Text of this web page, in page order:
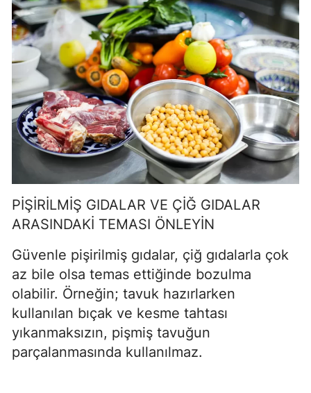
PİŞİRİLMİŞ GIDALAR VE ÇİĞ GIDALAR
ARASINDAKİ TEMASI ÖNLEYİN
Güvenle pişirilmiş gıdalar, çiğ gıdalarla çok
az bile olsa temas ettiğinde bozulma
olabilir. Örneğin; tavuk hazırlarken
kullanılan bıçak ve kesme tahtası
yıkanmaksızın, pişmiş tavuğun
parçalanmasında kullanılmaz.